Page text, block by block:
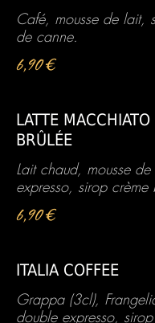
Café, mousse de lait,
de canne.
6,90 €
LATTE
BRÛLÉE
Lait chaud, mousse
expresso, sirop crème
6,90 €
ITALIA COFFEE
Grappa (3cl),
double expresso,